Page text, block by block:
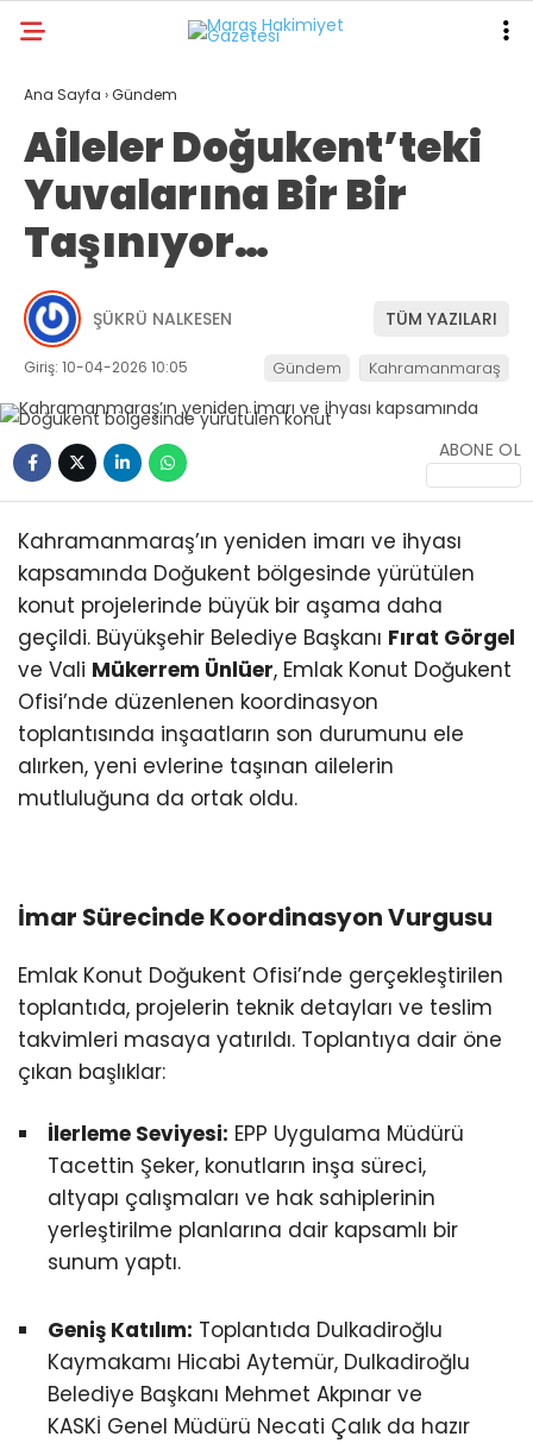
WhatsApp
İhbar Hattı
GALERİ VİDEO YAZARLAR
ANA SAYFA
KAHRAMANMARAŞ
GÜNDEM
EKONOMI
DÜNYA
SPOR
SAĞLIK
KÜLTÜR/SANAT
Ana Sayfa ›Gündem
Aileler Doğukent’teki
Yuvalarına Bir Bir
Taşınıyor…
ŞÜKRÜ NALKESEN TÜM YAZILARI
Giriş: 10-04-2026 10:05 Gündem Kahramanmaraş
ABONE OL
Kahramanmaraş’ın yeniden imarı ve ihyası
kapsamında Doğukent bölgesinde yürütülen
konut projelerinde büyük bir aşama daha
geçildi. Büyükşehir Belediye Başkanı Fırat Görgel
ve Vali Mükerrem Ünlüer, Emlak Konut Doğukent
Ofisi’nde düzenlenen koordinasyon
toplantısında inşaatların son durumunu ele
alırken, yeni evlerine taşınan ailelerin
mutluluğuna da ortak oldu.
İmar Sürecinde Koordinasyon Vurgusu
Emlak Konut Doğukent Ofisi’nde gerçekleştirilen
toplantıda, projelerin teknik detayları ve teslim
takvimleri masaya yatırıldı. Toplantıya dair öne
çıkan başlıklar:
İlerleme Seviyesi: EPP Uygulama Müdürü
Tacettin Şeker, konutların inşa süreci,
altyapı çalışmaları ve hak sahiplerinin
yerleştirilme planlarına dair kapsamlı bir
sunum yaptı.
Geniş Katılım: Toplantıda Dulkadiroğlu
Kaymakamı Hicabi Aytemür, Dulkadiroğlu
Belediye Başkanı Mehmet Akpınar ve
KASKİ Genel Müdürü Necati Çalık da hazır